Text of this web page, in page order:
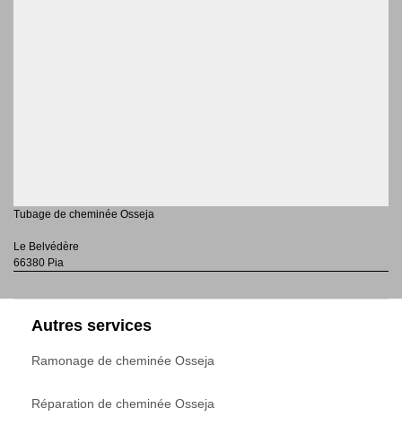
Tubage de cheminée Osseja
Le Belvédère
66380 Pia
Autres services
Ramonage de cheminée Osseja
Réparation de cheminée Osseja